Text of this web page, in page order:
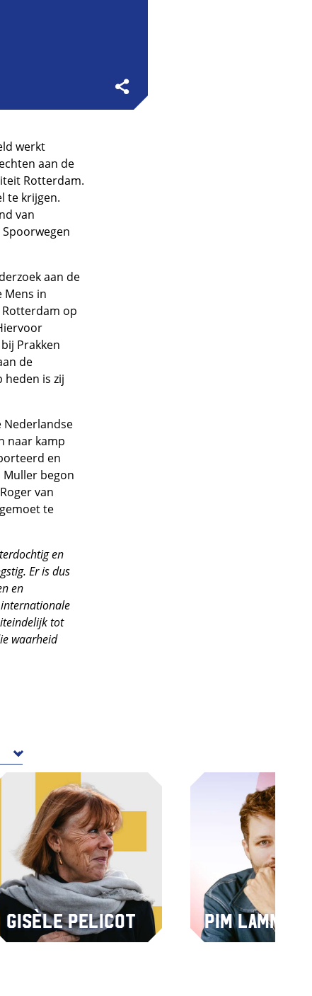
werkt
aan de
Rotterdam.
te krijgen.
van
aan de
Mens in
op
Prakken
de
is zij
Nederlandse
naar kamp
en
begon
van
te
en
Er is dus
en
tot
waarheid
Gisèle Pelicot Pim Lammers